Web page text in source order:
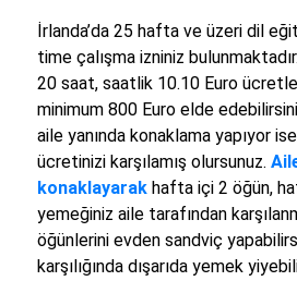
İrlanda’da 25 hafta ve üzeri dil
time çalışma izniniz
20 saat, saatlik 10.10 Euro ücretle
minimum 800 Euro elde
aile yanında konaklama yapıyor
ücretinizi karşılamış olursunuz.
konaklayarak hafta içi 2 öğün,
yemeğiniz aile tarafından
öğünlerini evden sandviç
karşılığında dışarıda yemek